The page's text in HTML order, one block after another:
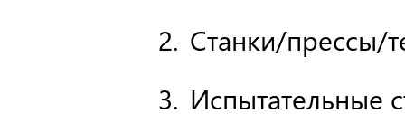
Станки/прессы/
Испытательные